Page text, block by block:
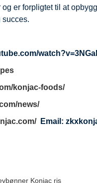
er forpligtet til at
succes.
konjac-foods/
news/
Email: